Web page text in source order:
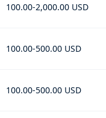
100.00-2,000.00 USD
100.00-500.00 USD
100.00-500.00 USD